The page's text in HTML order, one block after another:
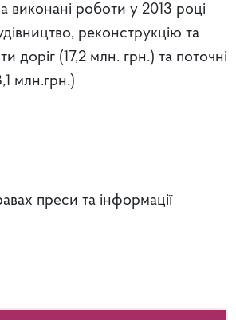
виконані роботи у 2013 році
реконструкцію та
доріг (17,2 млн. грн.) та поточні
млн.грн.)
преси та інформації